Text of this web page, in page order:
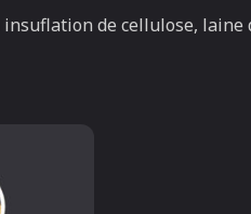
de cellulose, laine